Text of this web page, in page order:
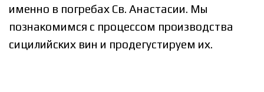
именно в погребах Св. Анастасии. Мы
познакомимся с процессом производства
сицилийских вин и продегустируем их.